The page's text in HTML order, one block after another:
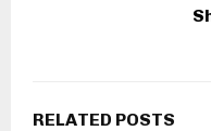
RELATED POSTS